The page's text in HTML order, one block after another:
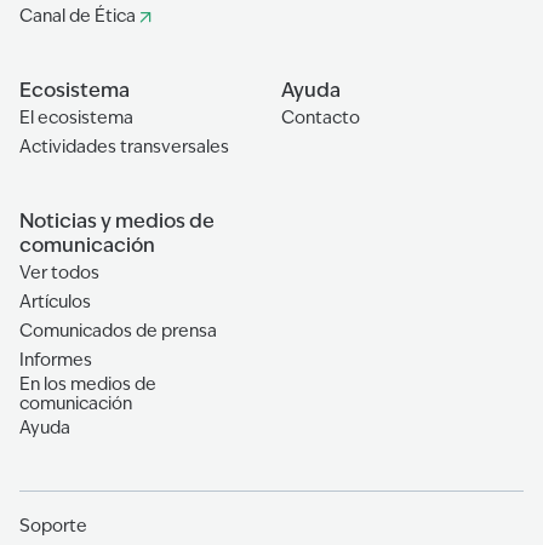
Canal de Ética
Ecosistema
El ecosistema
Actividades transversales
Ayuda
Contacto
Noticias y medios de
comunicación
Ver todos
Artículos
Comunicados de prensa
Informes
En los medios de
comunicación
Ayuda
Soporte